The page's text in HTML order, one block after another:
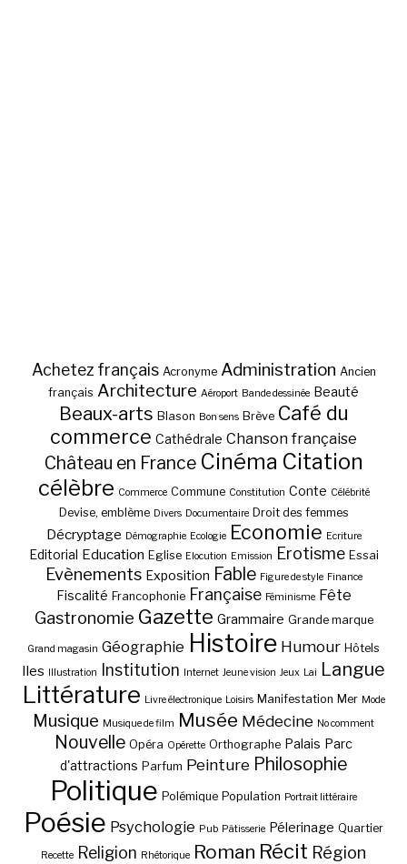
Achetez français Acronyme Administration Ancien
français Architecture Aéroport Bande dessinée Beauté
Beaux-arts Blason Bon sens Brève Café du
commerce Cathédrale Chanson française
Château en France Cinéma Citation
célèbre Commerce Commune Constitution Conte Célébrité
Devise, emblème Divers Documentaire Droit des femmes
Décryptage Démographie Ecologie Economie Ecriture
Editorial Education Eglise Elocution Emission Erotisme Essai
Evènements Exposition Fable Figure de style Finance
Fiscalité Francophonie Française Féminisme Fête
Gastronomie Gazette Grammaire Grande marque
Grand magasin Géographie Histoire Humour Hôtels
Iles Illustration Institution Internet Jeune vision Jeux Lai Langue
Littérature Livre électronique Loisirs Manifestation Mer Mode
Musique Musique de film Musée Médecine No comment
Nouvelle Opéra Opérette Orthographe Palais Parc
d'attractions Parfum Peinture Philosophie
Politique Polémique Population Portrait littéraire
Poésie Psychologie Pub Pâtisserie Pélerinage Quartier
Recette Religion Rhétorique Roman Récit Région